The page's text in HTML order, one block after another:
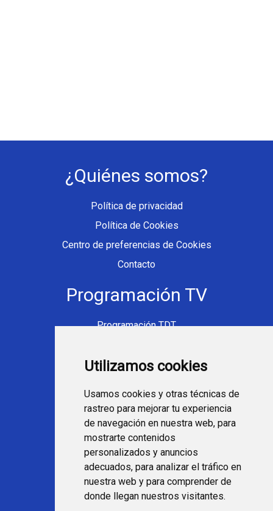
Utilizamos cookies
Usamos cookies y otras técnicas de
rastreo para mejorar tu experiencia
de navegación en nuestra web, para
mostrarte contenidos
personalizados y anuncios
adecuados, para analizar el tráfico en
nuestra web y para comprender de
donde llegan nuestros visitantes.
¿Quiénes somos?
Política de privacidad
Política de Cookies
Centro de preferencias de Cookies
Contacto
Programación TV
Programación TDT
Ver TV Online
Fútbol en la tele
Programación en TV
Webs Programa TV
programatv.es
spaintechblog.com